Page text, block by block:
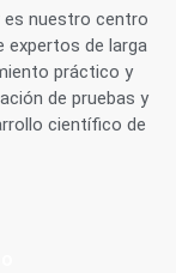
nuestro centro
expertos de larga
práctico y
de pruebas y
científico de